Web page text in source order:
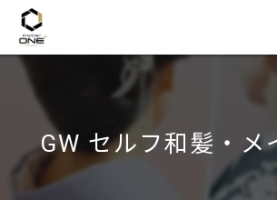
GW セルフ和髪・メ